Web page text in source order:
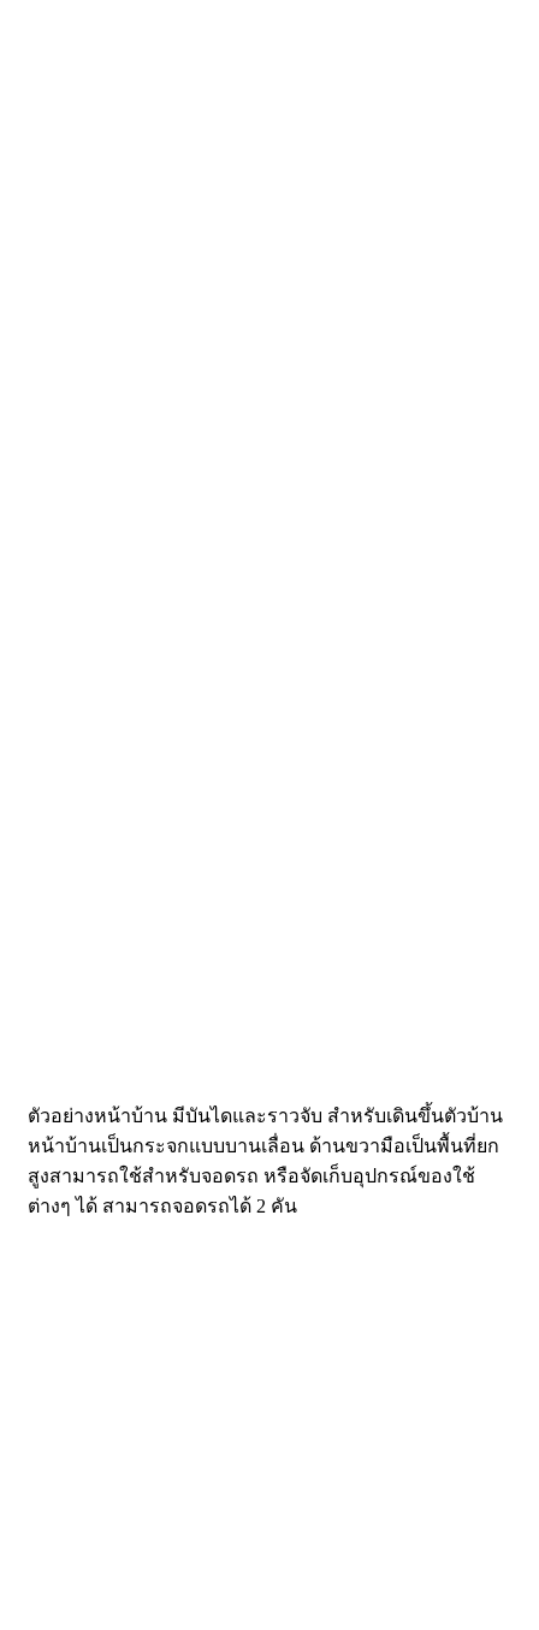
ตัวอย่างหน้าบ้าน มีบันไดและราวจับ สำหรับเดินขึ้นตัวบ้าน
หน้าบ้านเป็นกระจกแบบบานเลื่อน ด้านขวามือเป็นพื้นที่ยก
สูงสามารถใช้สำหรับจอดรถ หรือจัดเก็บอุปกรณ์ของใช้
ต่างๆ ได้ สามารถจอดรถได้ 2 คัน